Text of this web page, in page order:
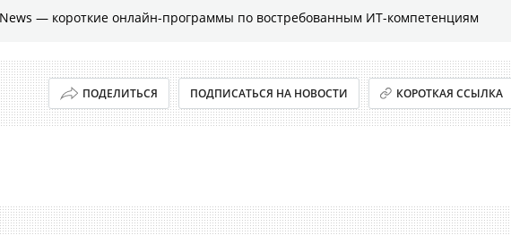
— короткие онлайн-программы по востребованным ИТ-компетенциям
ПОДЕЛИТЬСЯ ПОДПИСАТЬСЯ НА НОВОСТИ КОРОТКАЯ ССЫЛКА